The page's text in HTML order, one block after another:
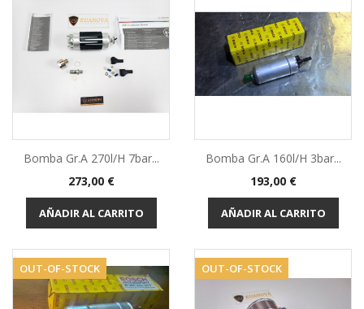
Bomba Gr.A 270l/h 7bar...
Precio
273,00 €
AÑADIR AL CARRITO
Bomba Gr.A 160l/h 3bar...
Precio
193,00 €
AÑADIR AL CARRITO
OUT-OF-STOCK OUT-OF-STOCK